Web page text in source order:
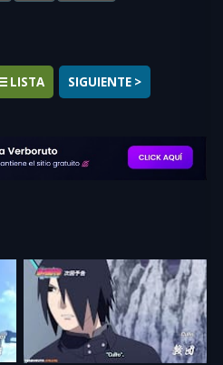
LISTA SIGUIENTE >
Generations Capítulo 188 Sub
Españolcompleto online, disfruta